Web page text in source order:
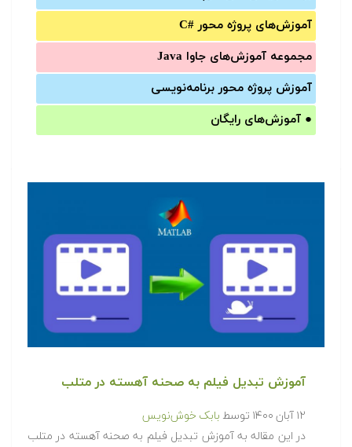
آموزش‌های پروژه محور #C
مجموعه آموزش‌های جاوا Java
آموزش‌ پروژه محور برنامه‌نویسی
● آموزش‌های رایگان
آموزش تبدیل فیلم به صحنه آهسته در متلب
۱۲ آبان ۱۴۰۰ توسط بابک خوش‌نویس
در این مقاله به آموزش تبدیل فیلم به صحنه آهسته در متلب